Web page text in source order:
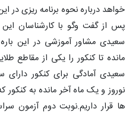
خواهد درباره نحوه برنامه ریزی در
پس از گفت وگو با کارشناسان این
سعیدی مشاور آموزشی در این
مانده تا کنکور را یکی از مقاطع
سعیدی آمادگی برای کنکور
نوروز و یک ماه آخر مانده به